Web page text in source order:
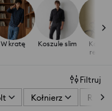
W kratę Koszule slim
regular
Filtruj
Kołnierz